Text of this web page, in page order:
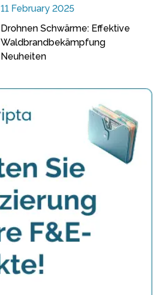
11 February 2025
Drohnen Schwärme: Effektive
Waldbrandbekämpfung
Neuheiten